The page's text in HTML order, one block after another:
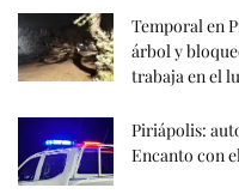
Temporal en
árbol y
trabaja en el
Piriápolis:
Encanto con